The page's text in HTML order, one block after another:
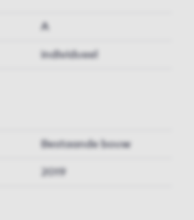
A
individueel
Bestaande bouw
2019